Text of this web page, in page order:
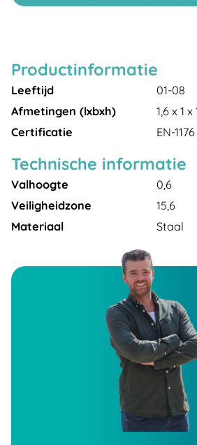
Productinformatie
Leeftijd
01-08
Afmetingen (lxbxh)
1,6 x 1 x
Certificatie
EN-1176
Technische informatie
Valhoogte
0,6
Veiligheidzone
15,6
Materiaal
Staal